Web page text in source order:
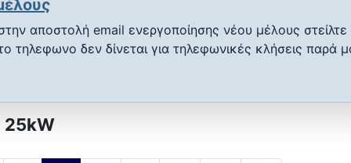
αποστολή email ενεργοποίησης νέου μέλους
τηλεφωνο δεν δίνεται για τηλεφωνικές κλήσεις παρά
25kW